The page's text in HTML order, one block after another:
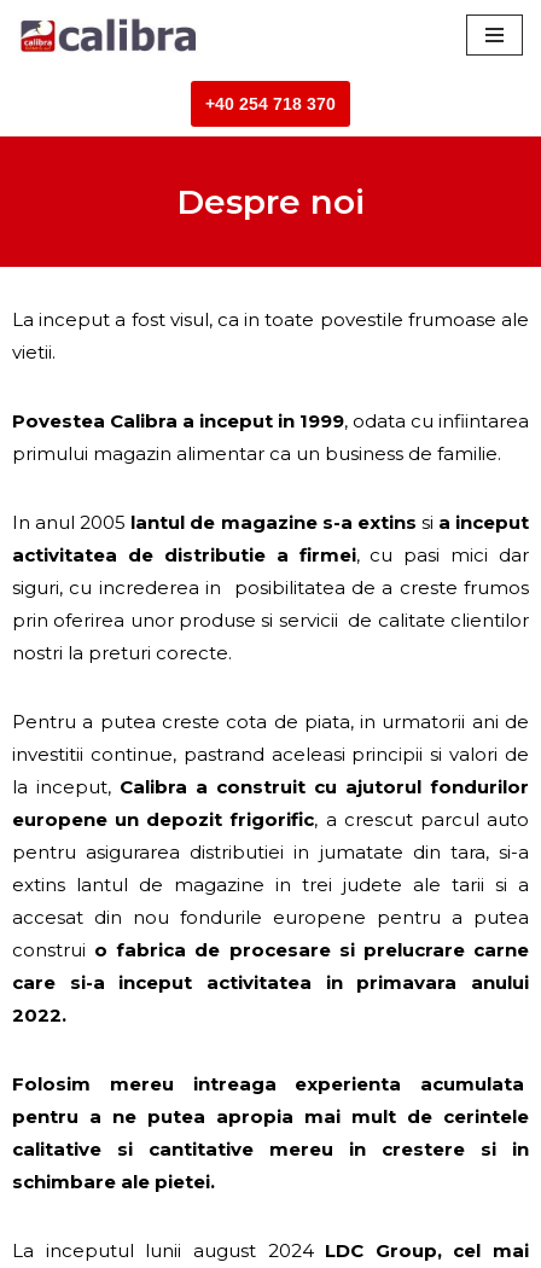
conținut
+40 254 718 370
Despre noi
La inceput a fost visul, ca in toate povestile frumoase ale
vietii.
Povestea Calibra a inceput in 1999, odata cu infiintarea
primului magazin alimentar ca un business de familie.
In anul 2005 lantul de magazine s-a extins si a inceput
activitatea de distributie a firmei, cu pasi mici dar
siguri, cu increderea in posibilitatea de a creste frumos
prin oferirea unor produse si servicii de calitate clientilor
nostri la preturi corecte.
Pentru a putea creste cota de piata, in urmatorii ani de
investitii continue, pastrand aceleasi principii si valori de
la inceput, Calibra a construit cu ajutorul fondurilor
europene un depozit frigorific, a crescut parcul auto
pentru asigurarea distributiei in jumatate din tara, si-a
extins lantul de magazine in trei judete ale tarii si a
accesat din nou fondurile europene pentru a putea
construi o fabrica de procesare si prelucrare carne
care si-a inceput activitatea in primavara anului
2022.
Folosim mereu intreaga experienta acumulata
pentru a ne putea apropia mai mult de cerintele
calitative si cantitative mereu in crestere si in
schimbare ale pietei.
La inceputul lunii august 2024 LDC Group, cel mai